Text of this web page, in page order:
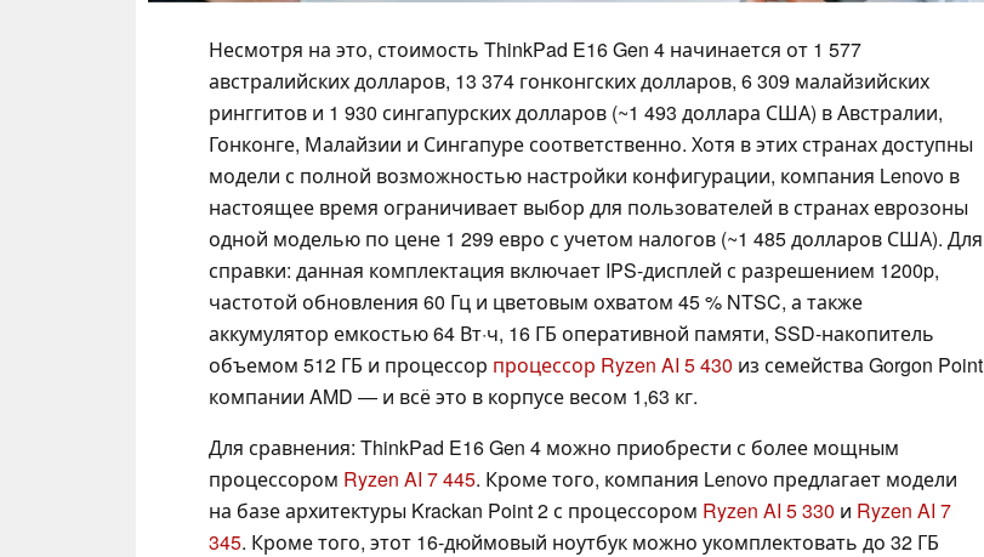
Несмотря на это, стоимость ThinkPad E16 Gen 4 начинается от 1 577
австралийских долларов, 13 374 гонконгских долларов, 6 309 малайзийских
ринггитов и 1 930 сингапурских долларов (~1 493 доллара США) в Австралии,
Гонконге, Малайзии и Сингапуре соответственно. Хотя в этих странах доступны
модели с полной возможностью настройки конфигурации, компания Lenovo в
настоящее время ограничивает выбор для пользователей в странах еврозоны
одной моделью по цене 1 299 евро с учетом налогов (~1 485 долларов США). Для
справки: данная комплектация включает IPS-дисплей с разрешением 1200p,
частотой обновления 60 Гц и цветовым охватом 45 % NTSC, а также
аккумулятор емкостью 64 Вт·ч, 16 ГБ оперативной памяти, SSD-накопитель
объемом 512 ГБ и процессор процессор Ryzen AI 5 430 из семейства Gorgon Point
компании AMD — и всё это в корпусе весом 1,63 кг.
Для сравнения: ThinkPad E16 Gen 4 можно приобрести с более мощным
процессором Ryzen AI 7 445. Кроме того, компания Lenovo предлагает модели
на базе архитектуры Krackan Point 2 с процессором Ryzen AI 5 330 и Ryzen AI 7
345. Кроме того, этот 16-дюймовый ноутбук можно укомплектовать до 32 ГБ